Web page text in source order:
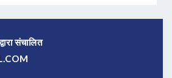
संचालित